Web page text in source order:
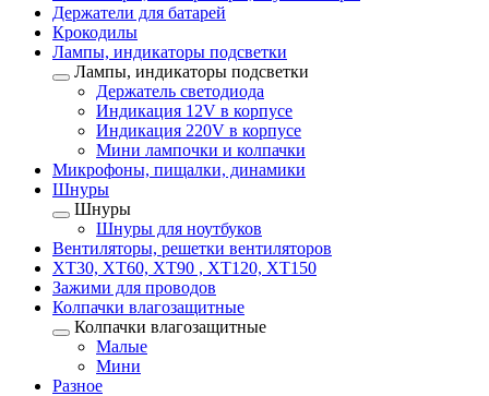
Держатели для батарей
Крокодилы
Лампы, индикаторы подсветки
Лампы, индикаторы подсветки
Держатель светодиода
Индикация 12V в корпусе
Индикация 220V в корпусе
Мини лампочки и колпачки
Микрофоны, пищалки, динамики
Шнуры
Шнуры
Шнуры для ноутбуков
Вентиляторы, решетки вентиляторов
XT30, XT60, XT90 , XT120, XT150
Зажими для проводов
Колпачки влагозащитные
Колпачки влагозащитные
Малые
Мини
Разное